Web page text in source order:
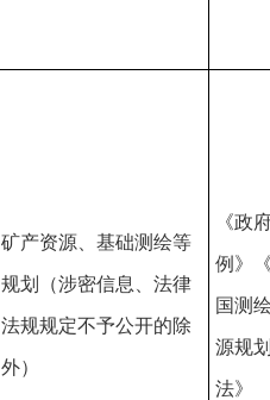
矿产资源、基础测绘等
规划（涉密信息、法律
法规规定不予公开的除
外）
《政
例》
国测
源规
法》